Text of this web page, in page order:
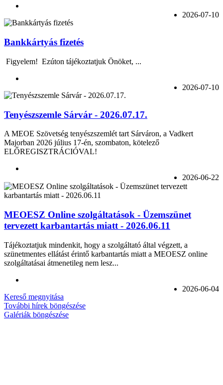
2026-07-10
Bankkártyás fizetés
Figyelem! Ezúton tájékoztatjuk Önöket, ...
2026-07-10
Tenyészszemle Sárvár - 2026.07.17.
A MEOE Szövetség tenyészszemlét tart Sárváron, a Vadkert
Majorban 2026 július 17-én, szombaton, kötelező
ELŐREGISZTRÁCIÓVAL!
2026-06-22
MEOESZ Online szolgáltatások - Üzemszünet
tervezett karbantartás miatt - 2026.06.11
Tájékoztatjuk mindenkit, hogy a szolgáltató által végzett, a
szünetmentes ellátást érintő karbantartás miatt a MEOESZ online
szolgáltatásai átmenetileg nem lesz...
2026-06-04
Kereső megnyitása
További hírek böngészése
Galériák böngészése